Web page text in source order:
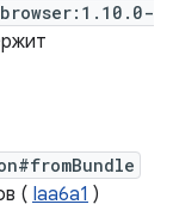
( Iaa6a1 )